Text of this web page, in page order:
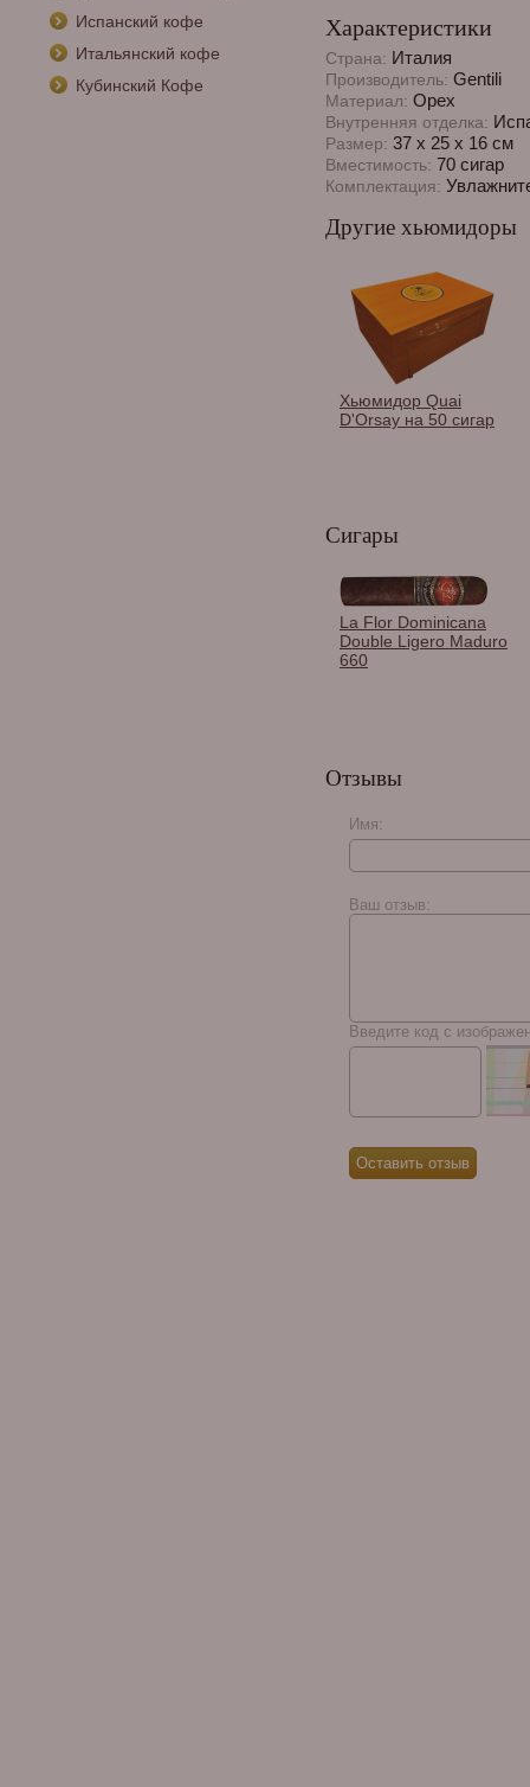
Испанский кофе
Итальянский кофе
Кубинский Кофе
Характеристики
Страна: Италия
Производитель: Gentili
Материал: Орех
Внутренняя отделка:
Размер: 37 x 25 x 16 см
Вместимость: 70 сигар
Комплектация:
Другие хьюмидоры
Хьюмидор Quai
D'Orsay на 50 сигар
сигар, Черный лак
Сигары
La Flor Dominicana
Double Ligero Maduro
660
Buena Vista Araperique
Toro
Отзывы
Имя:
Ваш отзыв:
Введите код с